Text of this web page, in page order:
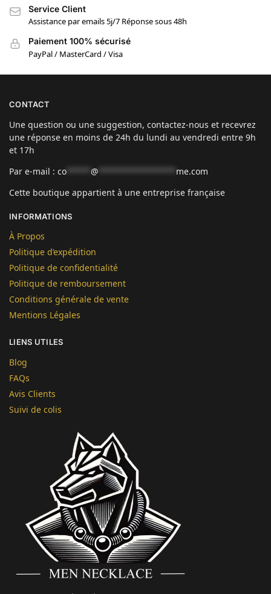
Service Client
Assistance par emails 5j/7 Réponse sous 48h
Paiement 100% sécurisé
PayPal / MasterCard / Visa
CONTACT
Une question ou une suggestion, contactez-nous et recevrez
une réponse en moins de 24h du lundi au vendredi entre 9h
et 17h
Par e-mail : co @
me.com
Cette boutique appartient à une entreprise française
INFORMATIONS
À Propos
Politique d’expédition
Politique de confidentialité
Politique de remboursement
Conditions générale de vente
Mentions Légales
LIENS UTILES
Blog
FAQs
Avis Clients
Suivi de colis